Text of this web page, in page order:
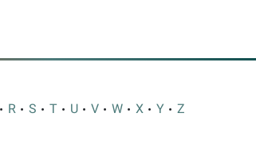
R S T U V W X Y Z